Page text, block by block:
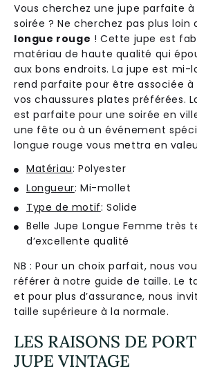
Vous cherchez une jupe parfaite
soirée ? Ne cherchez pas plus loin
longue rouge ! Cette jupe est
matériau de haute qualité qui
aux bons endroits. La jupe est mi-
rend parfaite pour être associée à
vos chaussures plates préférées.
est parfaite pour une soirée en
une fête ou à un événement
longue rouge vous mettra en
Matériau: Polyester
Longueur: Mi-mollet
Type de motif: Solide
Belle Jupe Longue Femme très
d’excellente qualité
NB : Pour un choix parfait, nous
référer à notre guide de taille. Le
et pour plus d’assurance, nous
taille supérieure à la normale.
LES RAISONS DE
JUPE VINTAGE